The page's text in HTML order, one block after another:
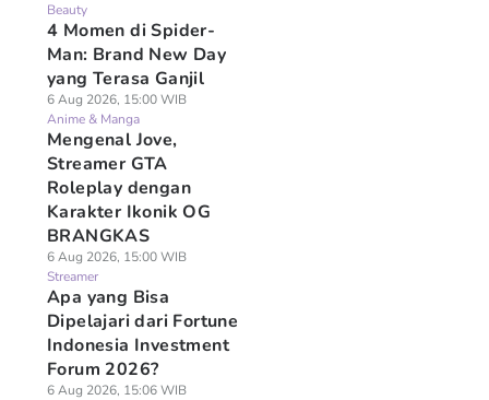
Beauty
4 Momen di Spider-
Man: Brand New Day
yang Terasa Ganjil
6 Aug 2026, 15:00 WIB
Anime & Manga
Mengenal Jove,
Streamer GTA
Roleplay dengan
Karakter Ikonik OG
BRANGKAS
6 Aug 2026, 15:00 WIB
Streamer
Apa yang Bisa
Dipelajari dari Fortune
Indonesia Investment
Forum 2026?
6 Aug 2026, 15:06 WIB